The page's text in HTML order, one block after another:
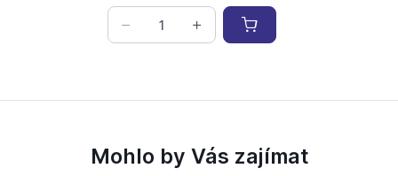
Mohlo by Vás zajímat